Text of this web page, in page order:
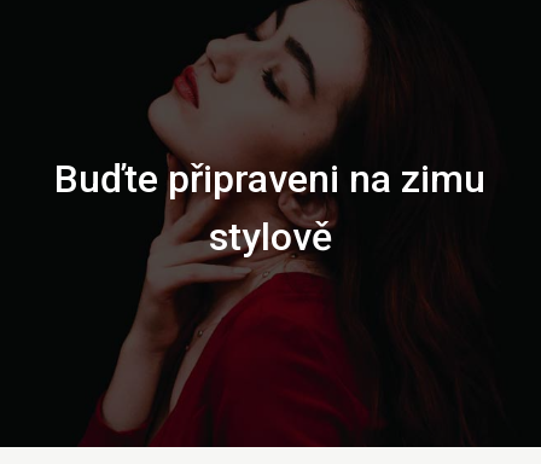
Buďte připraveni na zimu
stylově